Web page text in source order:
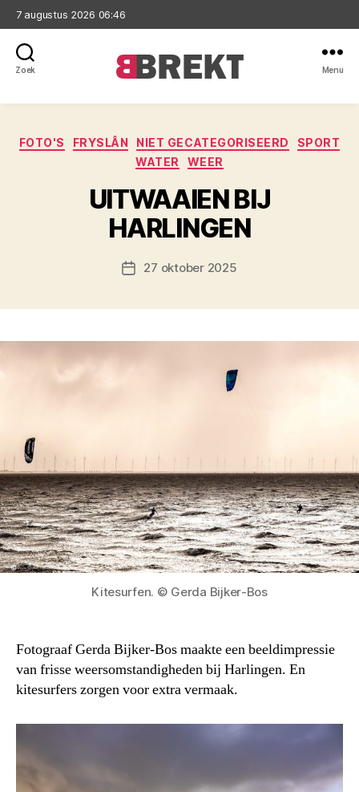
7 augustus 2026 06:46
Zoek Menu
Categorieën
FOTO'S FRYSLÂN NIET GECATEGORISEERD
SPORT
WATER
WEER
UITWAAIEN BIJ
HARLINGEN
Berichtdatum
27 oktober 2025
Kitesurfen. © Gerda Bijker-Bos
Fotograaf Gerda Bijker-Bos maakte een beeldimpressie
van frisse weersomstandigheden bij Harlingen. En
kitesurfers zorgen voor extra vermaak.